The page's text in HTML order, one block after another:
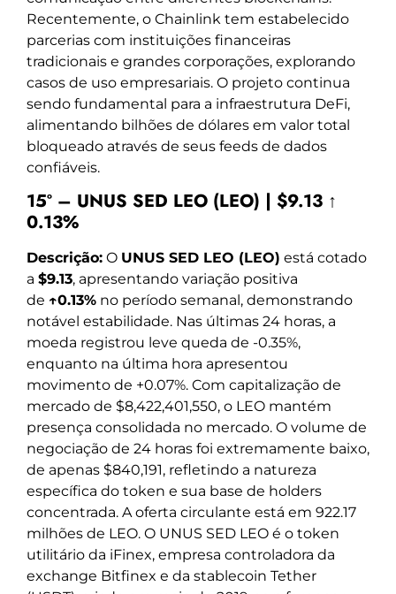
Recentemente, o Chainlink tem estabelecido
parcerias com instituições financeiras
tradicionais e grandes corporações, explorando
casos de uso empresariais. O projeto continua
sendo fundamental para a infraestrutura DeFi,
alimentando bilhões de dólares em valor total
bloqueado através de seus feeds de dados
confiáveis.
15º – UNUS SED LEO (LEO) | $9.13 ↑
0.13%
Descrição: O UNUS SED LEO (LEO) está cotado
a $9.13, apresentando variação positiva
de ↑0.13% no período semanal, demonstrando
notável estabilidade. Nas últimas 24 horas, a
moeda registrou leve queda de -0.35%,
enquanto na última hora apresentou
movimento de +0.07%. Com capitalização de
mercado de $8,422,401,550, o LEO mantém
presença consolidada no mercado. O volume de
negociação de 24 horas foi extremamente baixo,
de apenas $840,191, refletindo a natureza
específica do token e sua base de holders
concentrada. A oferta circulante está em 922.17
milhões de LEO. O UNUS SED LEO é o token
utilitário da iFinex, empresa controladora da
exchange Bitfinex e da stablecoin Tether